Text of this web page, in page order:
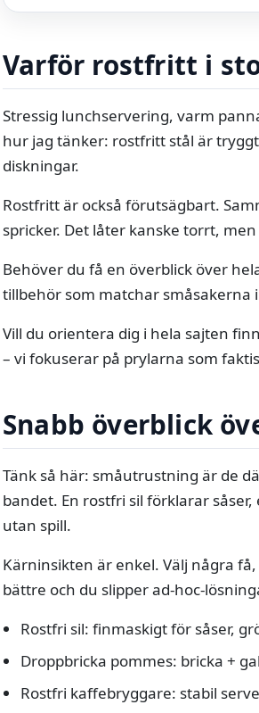
Varför rostfritt i
Stressig lunchservering, varm
hur jag tänker: rostfritt stål är
diskningar.
Rostfritt är också förutsägbart.
spricker. Det låter kanske torrt,
Behöver du få en överblick över
tillbehör som matchar småsakerna
Vill du orientera dig i hela sajten
– vi fokuserar på prylarna som
Snabb överblick
Tänk så här: småutrustning är de
bandet. En rostfri sil förklarar
utan spill.
Kärninsikten är enkel. Välj några
bättre och du slipper ad-hoc-
Rostfri sil: finmaskigt för såser,
Droppbricka pommes: bricka +
Rostfri kaffebryggare: stabil